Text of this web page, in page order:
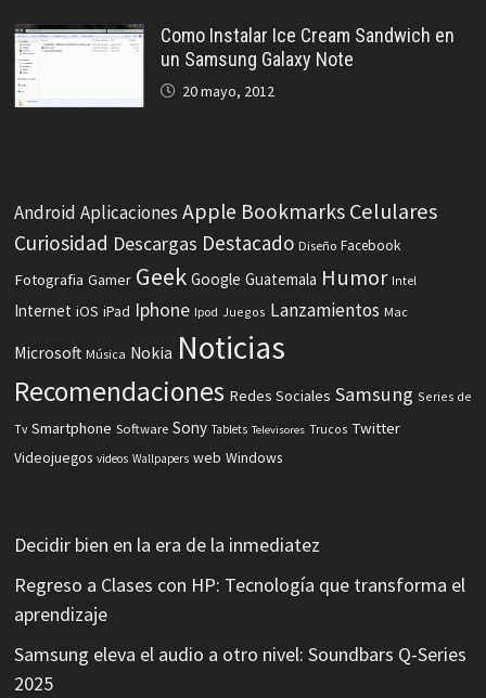
Como Instalar Ice Cream Sandwich en
un Samsung Galaxy Note
20 mayo, 2012
Android Aplicaciones Apple Bookmarks Celulares
Curiosidad Descargas Destacado Diseño Facebook
Fotografia Gamer Geek Google Guatemala Humor Intel
Internet iOS iPad Iphone Ipod Juegos Lanzamientos Mac
Microsoft Música Nokia Noticias
Recomendaciones Redes Sociales Samsung Series de
Tv Smartphone Software Sony Tablets Televisores Trucos Twitter
Videojuegos videos Wallpapers web Windows
Decidir bien en la era de la inmediatez
Regreso a Clases con HP: Tecnología que transforma el
aprendizaje
Samsung eleva el audio a otro nivel: Soundbars Q-Series
2025